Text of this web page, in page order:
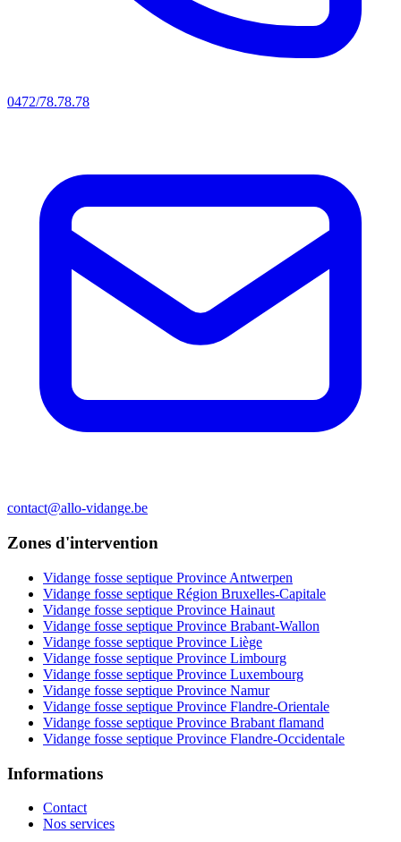
0472/78.78.78
contact@allo-vidange.be
Zones d'intervention
Vidange fosse septique Province Antwerpen
Vidange fosse septique Région Bruxelles-Capitale
Vidange fosse septique Province Hainaut
Vidange fosse septique Province Brabant-Wallon
Vidange fosse septique Province Liège
Vidange fosse septique Province Limbourg
Vidange fosse septique Province Luxembourg
Vidange fosse septique Province Namur
Vidange fosse septique Province Flandre-Orientale
Vidange fosse septique Province Brabant flamand
Vidange fosse septique Province Flandre-Occidentale
Informations
Contact
Nos services